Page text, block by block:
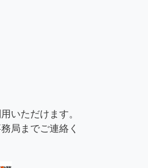
いただけます。
局までご連絡く